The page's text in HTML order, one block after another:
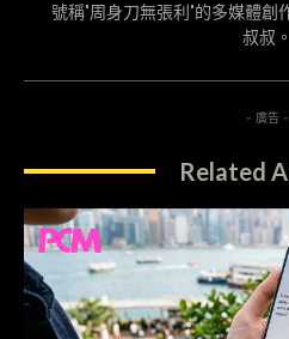
號稱"周身刀無張利"的多媒體創
叔叔。
- 廣告 -
Related